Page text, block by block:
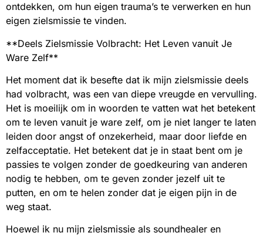
ontdekken, om hun eigen trauma’s te verwerken en hun
eigen zielsmissie te vinden.
**Deels Zielsmissie Volbracht: Het Leven vanuit Je
Ware Zelf**
Het moment dat ik besefte dat ik mijn zielsmissie deels
had volbracht, was een van diepe vreugde en vervulling.
Het is moeilijk om in woorden te vatten wat het betekent
om te leven vanuit je ware zelf, om je niet langer te laten
leiden door angst of onzekerheid, maar door liefde en
zelfacceptatie. Het betekent dat je in staat bent om je
passies te volgen zonder de goedkeuring van anderen
nodig te hebben, om te geven zonder jezelf uit te
putten, en om te helen zonder dat je eigen pijn in de
weg staat.
Hoewel ik nu mijn zielsmissie als soundhealer en